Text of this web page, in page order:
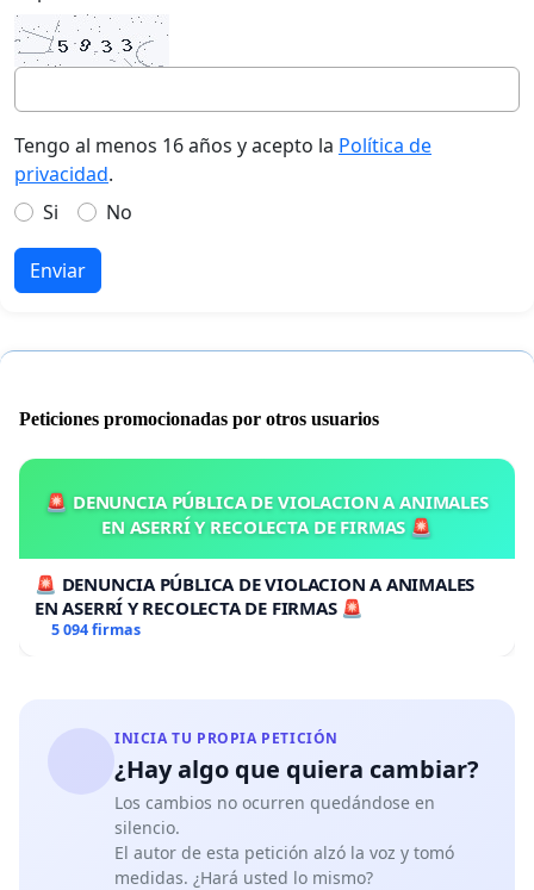
Tengo al menos 16 años y acepto la Política de
privacidad.
Si
No
Enviar
Peticiones promocionadas por otros usuarios
🚨 DENUNCIA PÚBLICA DE VIOLACION A ANIMALES
EN ASERRÍ Y RECOLECTA DE FIRMAS 🚨
🚨 DENUNCIA PÚBLICA DE VIOLACION A ANIMALES
EN ASERRÍ Y RECOLECTA DE FIRMAS 🚨
5 094 firmas
INICIA TU PROPIA PETICIÓN
¿Hay algo que quiera cambiar?
Los cambios no ocurren quedándose en
silencio.
El autor de esta petición alzó la voz y tomó
medidas. ¿Hará usted lo mismo?